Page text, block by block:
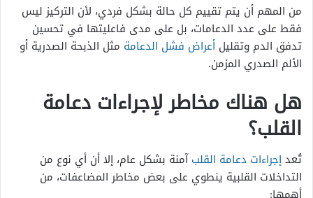
من المهم أن يتم تقييم كل حالة بشكل فردي، لأن التركيز ليس
فقط على عدد الدعامات، بل على مدى فاعليتها في تحسين
تدفق الدم وتقليل أعراض فشل الدعامة مثل الذبحة الصدرية أو
الألم الصدري المزمن.
هل هناك مخاطر لإجراءات دعامة
القلب؟
تُعدإجراءات دعامة القلبآمنة بشكل عام، إلا أن أي نوع من
التداخلات القلبية ينطوي على بعض مخاطر المضاعفات، من